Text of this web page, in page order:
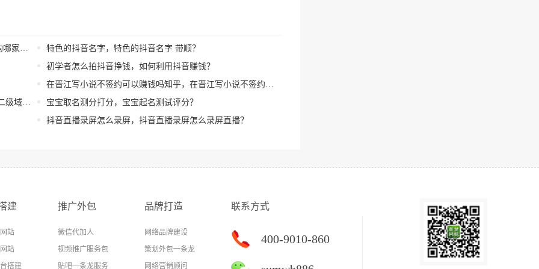
好）
域名）
特色的抖音名字，特色的抖音名字 带顺？
初学者怎么拍抖音挣钱，如何利用抖音赚钱？
在晋江写小说不签约可以赚钱吗知乎，在晋江写小说不签约可以赚钱吗知乎推荐？
宝宝取名测分打分，宝宝起名测试评分？
抖音直播录屏怎么录屏，抖音直播录屏怎么录屏直播？
建
站
站
搭建
推广外包
微信代加人
视频推广服务包
贴吧一条龙服务
品牌打造
网络品牌建设
策划外包一条龙
网络营销顾问
联系方式
400-9010-860